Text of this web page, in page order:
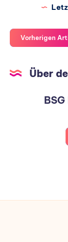
Vorherigen
Über